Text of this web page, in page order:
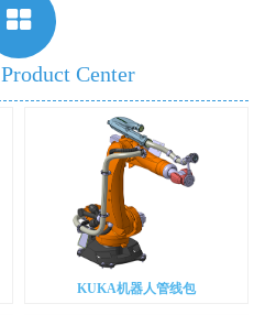
Product Center
KUKA机器人管线包